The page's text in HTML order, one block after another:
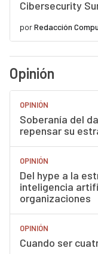
Cibersecurity
porRedacción
Opinión
OPINIÓN
Soberanía del
repensar su
OPINIÓN
Del hype a la
inteligencia
organizaciones
OPINIÓN
Cuando ser